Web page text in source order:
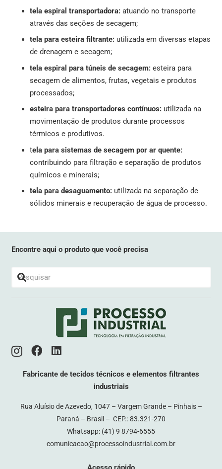
tela espiral transportadora: atuando no transporte
através das seções de secagem;
tela para esteira filtrante: utilizada em diversas etapas
de drenagem e secagem;
tela espiral para túneis de secagem: esteira para
secagem de alimentos, frutas, vegetais e produtos
processados;
esteira para transportadores contínuos: utilizada na
movimentação de produtos durante processos
térmicos e produtivos.
tela para sistemas de secagem por ar quente:
contribuindo para filtração e separação de produtos
químicos e minerais;
tela para desaguamento: utilizada na separação de
sólidos minerais e recuperação de água de processo.
Encontre aqui o produto que você precisa
Fabricante de tecidos técnicos e elementos filtrantes
industriais
Rua Aluísio de Azevedo, 1047 – Vargem Grande – Pinhais –
Paraná – Brasil – CEP.: 83.321-270
Whatsapp: (41) 9 8794-6555
comunicacao@processoindustrial.com.br